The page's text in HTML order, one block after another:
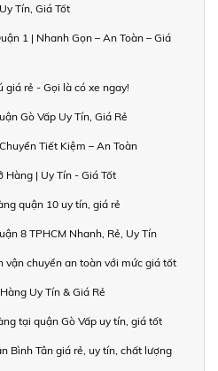
Tín, Giá Tốt
1 | Nhanh Gọn – An Toàn – Giá
giá rẻ - Gọi là có xe ngay!
Gò Vấp Uy Tín, Giá Rẻ
Tiết Kiệm – An Toàn
Hàng | Uy Tín - Giá Tốt
quận 10 uy tín, giá rẻ
8 TPHCM Nhanh, Rẻ, Uy Tín
vận chuyển an toàn với mức giá tốt
Uy Tín & Giá Rẻ
tại quận Gò Vấp uy tín, giá tốt
Bình Tân giá rẻ, uy tín, chất lượng